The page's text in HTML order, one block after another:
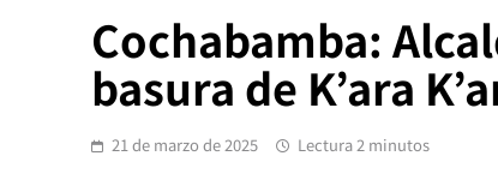
Cochabamba:
basura de K’ara
21 de marzo de 2025 Lectura 2 minutos